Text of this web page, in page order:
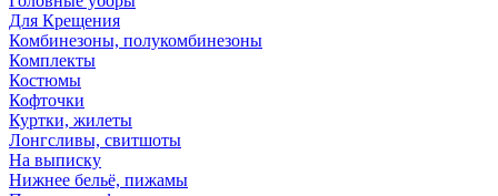
Для Крещения
Комбинезоны, полукомбинезоны
Комплекты
Костюмы
Кофточки
Куртки, жилеты
Лонгсливы, свитшоты
На выписку
Нижнее бельё, пижамы